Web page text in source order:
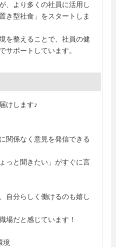
、より多くの社員に活用し
き型社食」をスタートしま
を整えることで、社員の健
サポートしています。
けします♪
関係なく意見を発信できる
っと聞きたい」がすぐに言
自分らしく働けるのも嬉し
場だと感じています！
境